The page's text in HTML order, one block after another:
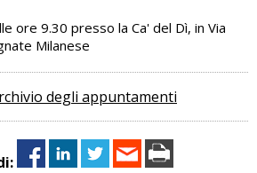
ore 9.30 presso la Ca' del Dì, in Via
Milanese
degli appuntamenti